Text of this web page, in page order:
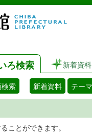
ろ検索 新着資料
検索 新着資料 テー
ことができます。